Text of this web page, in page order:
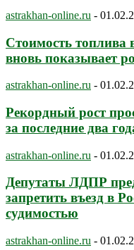
astrakhan-online.ru -
Стоимость топлива
вновь показывает
astrakhan-online.ru -
Рекордный рост
за последние два
astrakhan-online.ru -
Депутаты ЛДПР
запретить въезд в
судимостью
astrakhan-online.ru -